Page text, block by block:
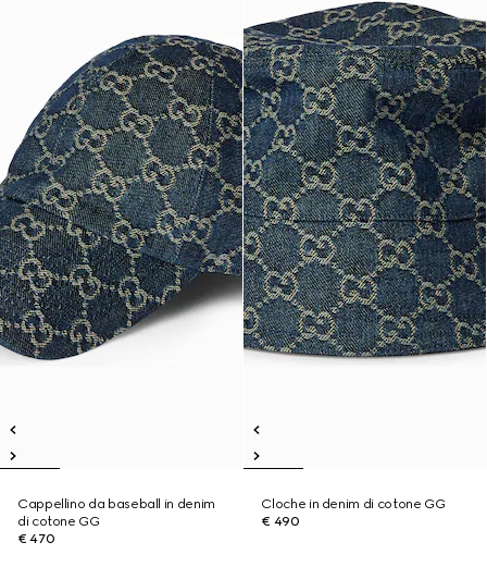
Cappellino da baseball in denim
di cotone GG
€ 470
Cloche in denim di cotone GG
€ 490